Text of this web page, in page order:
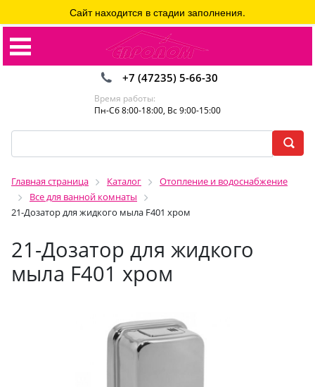
+7 (47235) 5-66-30
Время работы:
Пн-Сб 8:00-18:00, Вс 9:00-15:00
Главная страница Каталог
Отопление и водоснабжение
Все для ванной комнаты
21-Дозатор для жидкого мыла F401 хром
21-Дозатор для жидкого
мыла F401 хром
Сайт находится в стадии заполнения.